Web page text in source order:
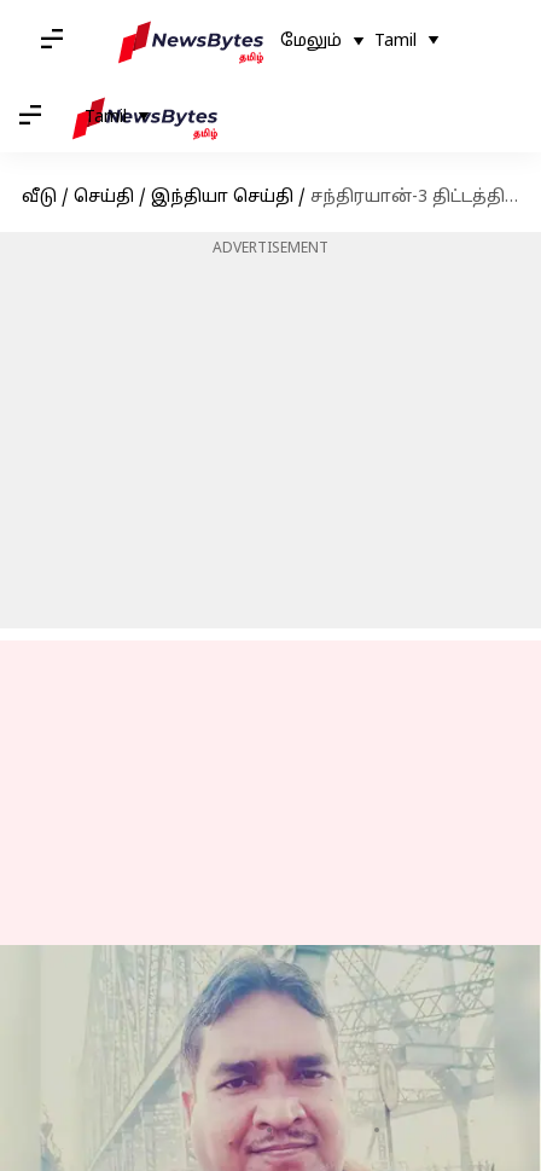
மேலும் Tamil
Tamil
வீடு / செய்தி / இந்தியா செய்தி / சந்திரயான்-3 திட்டத்தில் பங்காற்றி, தற்போது பகுதி நேரமாக இட்லி விற்கும் ஊழியர், ஏன்?
ADVERTISEMENT
சந்திரயான்-3 திட்டத்தில்
பங்காற்றி, தற்போது பகுதி
நேரமாக இட்லி விற்கும்
ஊழியர், ஏன்?
எழுதியவர் Prasanna Venkatesh Sep 19, 2023 04:39 pm